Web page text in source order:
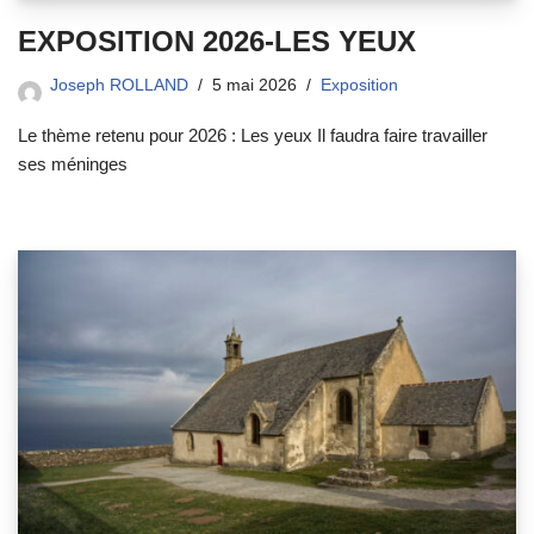
EXPOSITION 2026-LES YEUX
Joseph ROLLAND 5 mai 2026 Exposition
Le thème retenu pour 2026 : Les yeux Il faudra faire travailler
ses méninges